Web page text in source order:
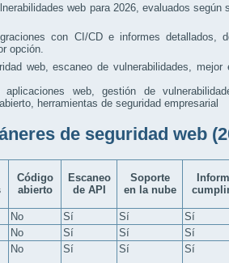
web para 2026, evaluados según
con CI/CD e informes detallados,
opción.
web, escaneo de vulnerabilidades, mejor
aplicaciones web, gestión de
herramientas de seguridad empresarial
de seguridad web
Código
abierto
Escaneo
de API
Soporte
en la nube
No Sí Sí Sí
No Sí Sí Sí
No Sí Sí Sí